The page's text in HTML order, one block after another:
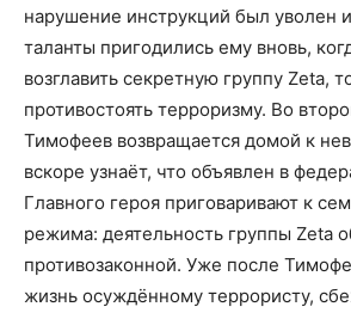
нарушение инструкций был уволен
таланты пригодились ему вновь,
возглавить секретную группу Zeta,
противостоять терроризму. Во
Тимофеев возвращается домой к
вскоре узнаёт, что объявлен в
Главного героя приговаривают к
режима: деятельность группы Zeta
противозаконной. Уже после
жизнь осуждённому террористу,